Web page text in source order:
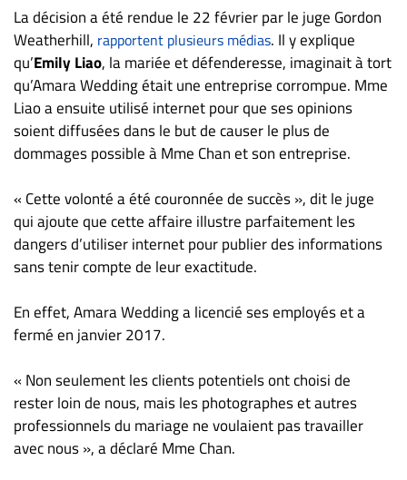
Solutions de
recrutements
TROUVEZ-
NOUS
Nous
joindre
À
propos
Infolettre
S’abonner
FAQ
Politique de
La décision a été rendue le 22 février par le juge Gordon
Weatherhill, rapportent plusieurs médias. Il y explique
qu’Emily Liao, la mariée et défenderesse, imaginait à tort
qu’Amara Wedding était une entreprise corrompue. Mme
Liao a ensuite utilisé internet pour que ses opinions
soient diffusées dans le but de causer le plus de
dommages possible à Mme Chan et son entreprise.
« Cette volonté a été couronnée de succès », dit le juge
qui ajoute que cette affaire illustre parfaitement les
dangers d’utiliser internet pour publier des informations
sans tenir compte de leur exactitude.
En effet, Amara Wedding a licencié ses employés et a
fermé en janvier 2017.
« Non seulement les clients potentiels ont choisi de
rester loin de nous, mais les photographes et autres
professionnels du mariage ne voulaient pas travailler
avec nous », a déclaré Mme Chan.